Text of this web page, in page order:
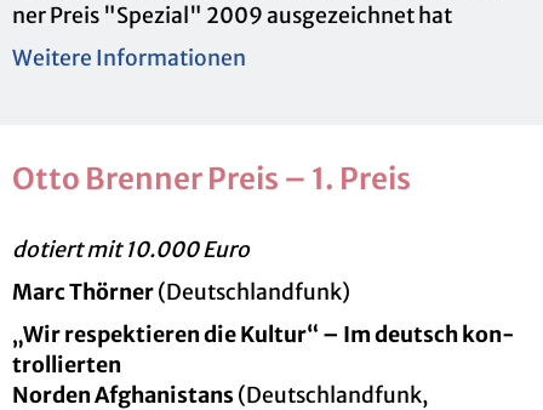
ner Preis "Spe­zi­al" 2009 aus­ge­zeich­net hat
Wei­te­re In­for­ma­tio­nen
Otto Bren­ner Preis – 1. Preis
do­tiert mit 10.000 Euro
Marc Thör­ner(Deutsch­land­funk)
„Wir re­spek­tie­ren die Kul­tur“ – Im deutsch kon­
trol­lier­ten
Nor­den Af­gha­ni­stans (Deutsch­land­funk,